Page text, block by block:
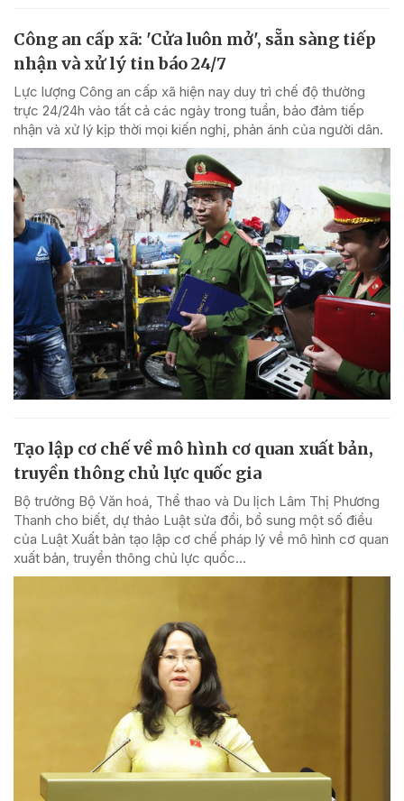
Công an cấp xã: 'Cửa luôn mở', sẵn sàng tiếp
nhận và xử lý tin báo 24/7
Lực lượng Công an cấp xã hiện nay duy trì chế độ thường
trực 24/24h vào tất cả các ngày trong tuần, bảo đảm tiếp
nhận và xử lý kịp thời mọi kiến nghị, phản ánh của người dân.
Tạo lập cơ chế về mô hình cơ quan xuất bản,
truyền thông chủ lực quốc gia
Bộ trưởng Bộ Văn hoá, Thể thao và Du lịch Lâm Thị Phương
Thanh cho biết, dự thảo Luật sửa đổi, bổ sung một số điều
của Luật Xuất bản tạo lập cơ chế pháp lý về mô hình cơ quan
xuất bản, truyền thông chủ lực quốc...